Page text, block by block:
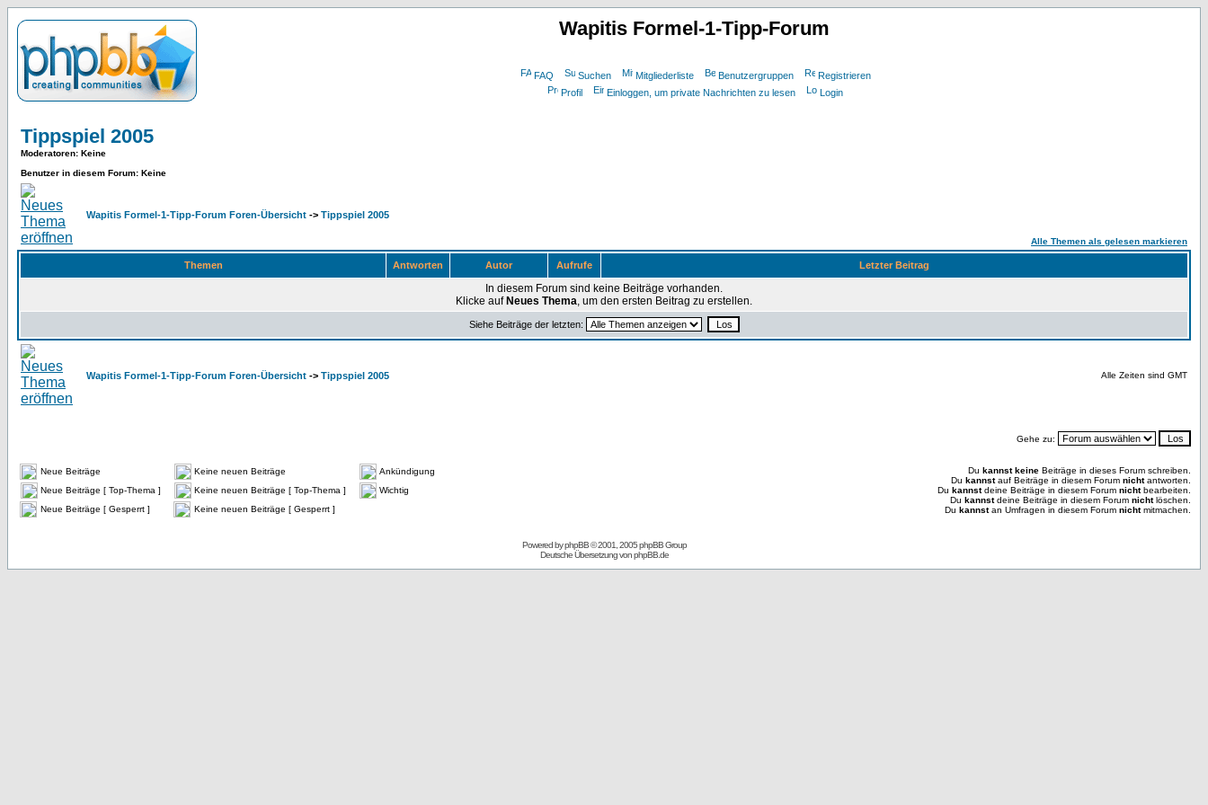
Wapitis Formel-1-Tipp-Forum
FAQ Suchen Mitgliederliste Benutzergruppen
Registrieren
Profil
Einloggen, um private Nachrichten zu lesen Login
Tippspiel 2005
Moderatoren: Keine
Benutzer in diesem Forum: Keine
Wapitis Formel-1-Tipp-Forum Foren-Übersicht -> Tippspiel 2005
Alle Themen als gelesen markieren
Themen Antworten Autor Aufrufe Letzter Beitrag
In diesem Forum sind keine Beiträge vorhanden.
Klicke auf Neues Thema, um den ersten Beitrag zu erstellen.
Siehe Beiträge der letzten:
Wapitis Formel-1-Tipp-Forum Foren-Übersicht -> Tippspiel 2005 Alle Zeiten sind GMT
Gehe zu:
Neue Beiträge Keine neuen Beiträge
Ankündigung
Neue Beiträge [ Top-Thema ]
Keine neuen Beiträge [ Top-Thema ]
Wichtig
Neue Beiträge [ Gesperrt ]
Keine neuen Beiträge [ Gesperrt ]
Du kannst keine Beiträge in dieses Forum schreiben.
Du kannstauf Beiträge in diesem Forum nichtantworten.
Du kannstdeine Beiträge in diesem Forum nichtbearbeiten.
Du kannstdeine Beiträge in diesem Forum nichtlöschen.
Du kannstan Umfragen in diesem Forum nichtmitmachen.
Powered byphpBB© 2001, 2005 phpBB Group
Deutsche Übersetzung vonphpBB.de